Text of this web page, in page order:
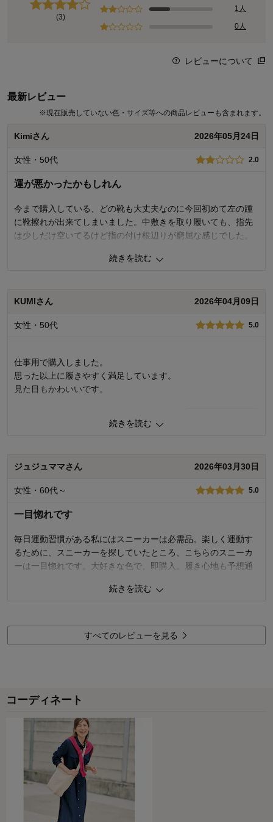
(3)
1人
0人
レビューについて
最新レビュー
※現在販売していない色・サイズ等への商品レビューも含まれます。
Kimiさん 2026年05月24日
女性・50代 2.0
運が悪かったかもしれん
今まで購入している、どの靴も大丈夫なのに今回初めて左の踵
に靴擦れが出来てしまいました。中敷きを取り履いても、指先
は少しだけ空いてるけど指の付け根辺りが窮屈な感じでした。
し、脚は疲れるし、とても残念でした。メッシュ素材で、これ
いつもベルメゾンをご利用いただきありがとうございます。 商品のご
購入、ならびにレビューへのご投稿ありがとうございます。 お求めい
満足いただける商品をお届けできず、重ねてお詫び申し上げます。 一
方で、メッシュ素材につきましてはご期待いただいていたとのこと、
大変嬉しく思います。 いただいたご意見は、今後の商品開発や設計に
購入商品： ブラック, ２４
お気に入りポイント： デザイン、色
おすすめ用途：
続きを読む
KUMIさん 2026年04月09日
女性・50代 5.0
仕事用で購入しました。
思った以上に履きやすく満足しています。
見た目もかわいいです。
着心地･使いやすさ
続きを読む
ジュジュママさん 2026年03月30日
女性・60代～ 5.0
一目惚れです
毎日運動習慣がある私にはスニーカーは必需品。楽しく運動す
るために、スニーカーを探していたところ、こちらのスニーカ
ーは一目惚れです。大好きな色で、即購入。履き心地も予想通
品質
5.0
デザイン
5.0
おすすめ用途：
続きを読む
すべてのレビューを見る
コーディネート